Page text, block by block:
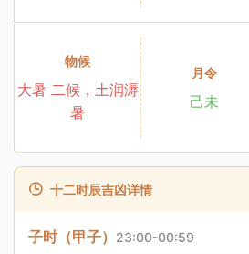
物候
大暑 二候，土润溽
暑
月令
己未
十二时辰吉凶详情
子时（甲子） 23:00-00:59